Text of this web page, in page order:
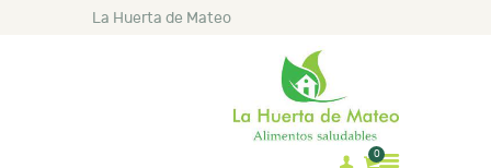
La Huerta de Mateo
0